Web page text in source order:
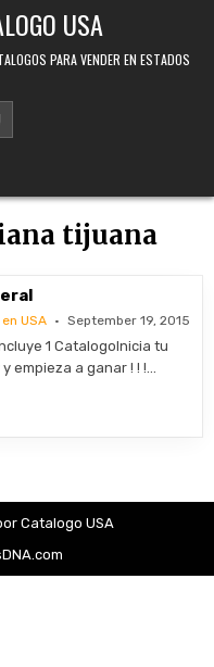
USA
PARA VENDER EN ESTADOS
tijuana
USA September 19, 2015
1 CatalogoInicia tu
empieza a ganar ! ! !…
Catalogo USA